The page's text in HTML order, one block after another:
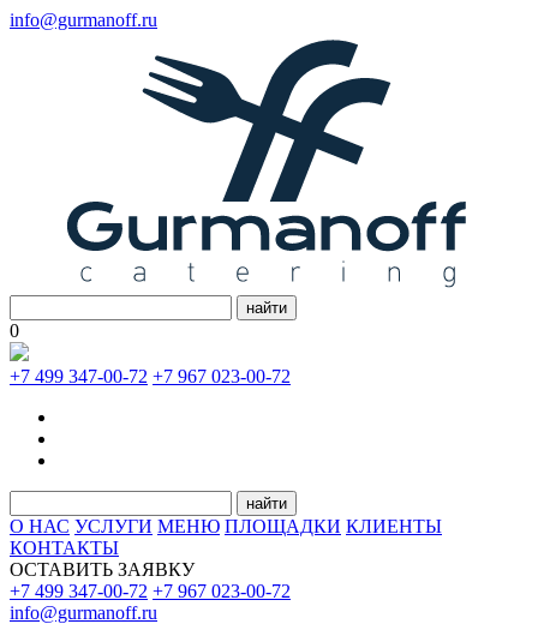
info@gurmanoff.ru
найти
0
+7 499 347-00-72 +7 967 023-00-72
найти
О НАС УСЛУГИ МЕНЮ ПЛОЩАДКИ КЛИЕНТЫ
КОНТАКТЫ
ОСТАВИТЬ ЗАЯВКУ
+7 499 347-00-72 +7 967 023-00-72
info@gurmanoff.ru